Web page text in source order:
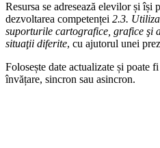
Resursa se adresează elevilor și își
dezvoltarea competenței 2.3.
suporturile cartografice, grafice şi
situaţii diferite, cu ajutorul unei
Folosește date actualizate și poate
învățare, sincron sau asincron.